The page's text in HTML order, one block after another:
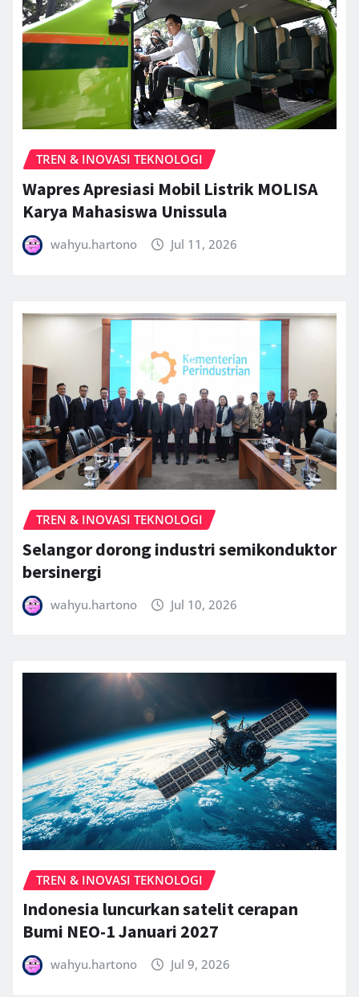
TREN & INOVASI TEKNOLOGI
Wapres Apresiasi Mobil Listrik MOLISA
Karya Mahasiswa Unissula
wahyu.hartono Jul 11, 2026
TREN & INOVASI TEKNOLOGI
Selangor dorong industri semikonduktor
bersinergi
wahyu.hartono Jul 10, 2026
TREN & INOVASI TEKNOLOGI
Indonesia luncurkan satelit cerapan
Bumi NEO-1 Januari 2027
wahyu.hartono Jul 9, 2026